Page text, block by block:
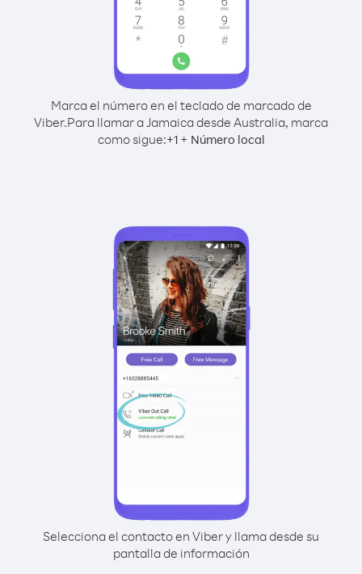
Marca el número en el teclado de marcado de
Viber.Para llamar a Jamaica desde Australia, marca
como sigue:+1+ Número local
Selecciona el contacto en Viber y llama desde su
pantalla de información